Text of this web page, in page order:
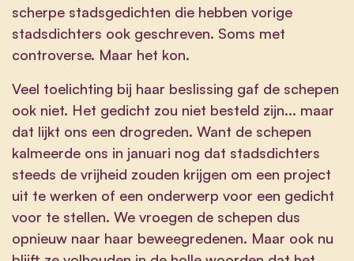
scherpe stadsgedichten die hebben vorige
stadsdichters ook geschreven. Soms met
controverse. Maar het kon.
Veel toelichting bij haar beslissing gaf de schepen
ook niet. Het gedicht zou niet besteld zijn... maar
dat lijkt ons een drogreden. Want de schepen
kalmeerde ons in januari nog dat stadsdichters
steeds de vrijheid zouden krijgen om een project
uit te werken of een onderwerp voor een gedicht
voor te stellen. We vroegen de schepen dus
opnieuw naar haar beweegredenen. Maar ook nu